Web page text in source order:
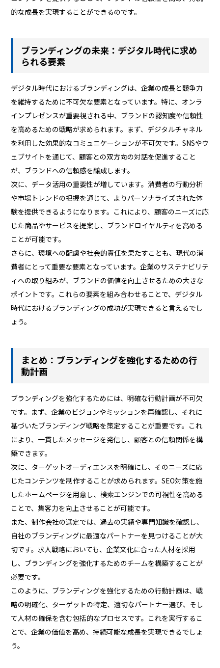
的な成長を実現することができるのです。
ブランディングの未来：デジタル時代に求め
られる要素
デジタル時代におけるブランディングは、企業の成長と競争力
を維持するために不可欠な要素となっています。特に、オンラ
インプレゼンスが重要視される中、ブランドの認知度や信頼性
を高めるための戦略が求められます。まず、デジタルチャネル
を利用した効果的なコミュニケーションが不可欠です。SNSやウ
ェブサイトを通じて、顧客との双方向の対話を促進すること
が、ブランドへの信頼感を醸成します。
次に、データ活用の重要性が増しています。消費者の行動分析
や市場トレンドの把握を通じて、よりパーソナライズされた体
験を提供できるようになります。これにより、顧客のニーズに応
じた商品やサービスを提案し、ブランドロイヤルティを高める
ことが可能です。
さらに、環境への配慮や社会的責任を果たすことも、現代の消
費者にとって重要な要素となっています。企業のサステナビリテ
ィへの取り組みが、ブランドの価値を向上させるための大きな
ポイントです。これらの要素を組み合わせることで、デジタル
時代におけるブランディングの成功が実現できると言えるでし
ょう。
まとめ：ブランディングを強化するための行
動計画
ブランディングを強化するためには、明確な行動計画が不可欠
です。まず、企業のビジョンやミッションを再確認し、それに
基づいたブランディング戦略を策定することが重要です。これ
により、一貫したメッセージを発信し、顧客との信頼関係を構
築できます。
次に、ターゲットオーディエンスを明確にし、そのニーズに応
じたコンテンツを制作することが求められます。SEO対策を施
したホームページを用意し、検索エンジンでの可視性を高める
ことで、集客力を向上させることが可能です。
また、制作会社の選定では、過去の実績や専門知識を確認し、
自社のブランディングに最適なパートナーを見つけることが大
切です。求人戦略においても、企業文化に合った人材を採用
し、ブランディングを強化するためのチームを構築することが
必要です。
このように、ブランディングを強化するための行動計画は、戦
略の明確化、ターゲットの特定、適切なパートナー選び、そし
て人材の確保を含む包括的なプロセスです。これを実行するこ
とで、企業の価値を高め、持続可能な成長を実現できるでしょ
う。